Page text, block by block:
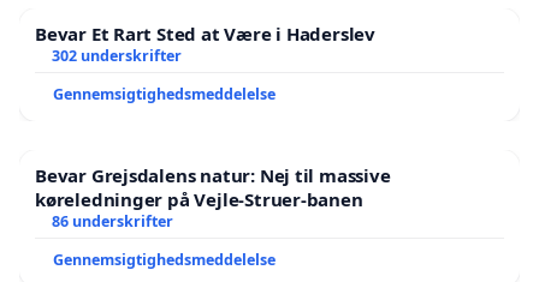
Bevar Et Rart Sted at Være i Haderslev
302 underskrifter
Gennemsigtighedsmeddelelse
Bevar Grejsdalens natur: Nej til massive
køreledninger på Vejle-Struer-banen
86 underskrifter
Gennemsigtighedsmeddelelse